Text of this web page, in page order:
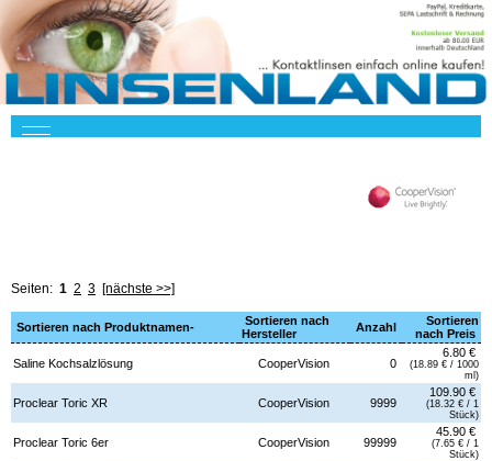
Seiten: 1 2 3 [nächste >>]
Sortieren nach Produktnamen-
Sortieren nach
Hersteller
Anzahl
Sortieren
nach Preis
Saline Kochsalzlösung CooperVision 0
6.80 €
(18.89 € / 1000
ml)
Proclear Toric XR CooperVision 9999
109.90 €
(18.32 € / 1
Stück)
Proclear Toric 6er CooperVision 99999
45.90 €
(7.65 € / 1
Stück)